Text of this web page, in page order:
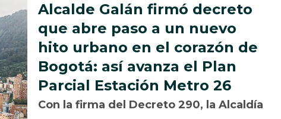
Alcalde Galán firmó decreto
que abre paso a un nuevo
hito urbano en el corazón de
Bogotá: así avanza el Plan
Parcial Estación Metro 26
Con la firma del Decreto 290, la Alcaldía